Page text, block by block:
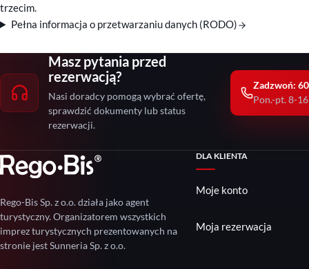
trzecim.
Pełna informacja o przetwarzaniu danych (RODO)
Masz pytania przed
rezerwacją?
Nasi doradcy pomogą wybrać ofertę,
sprawdzić dokumenty lub status
rezerwacji.
Zadzwoń:
Pon.-pt. 8-16
Rego-Bis Sp. z o.o. działa jako agent
turystyczny. Organizatorem wszystkich
imprez turystycznych prezentowanych na
stronie jest Sunneria Sp. z o.o.
DLA KLIENTA
Moje konto
Moja rezerwacja